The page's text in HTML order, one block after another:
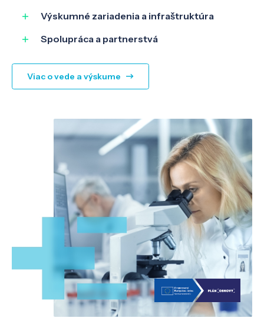
Výskumné zariadenia a infraštruktúra
Spolupráca a partnerstvá
Viac o vede a výskume